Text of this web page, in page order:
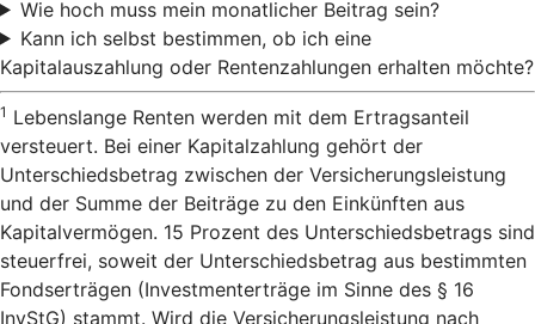
Wie hoch muss mein monatlicher Beitrag sein?
Kann ich selbst bestimmen, ob ich eine
Kapitalauszahlung oder Rentenzahlungen erhalten möchte?
1 Lebenslange Renten werden mit dem Ertragsanteil
versteuert. Bei einer Kapitalzahlung gehört der
Unterschiedsbetrag zwischen der Versicherungsleistung
und der Summe der Beiträge zu den Einkünften aus
Kapitalvermögen. 15 Prozent des Unterschiedsbetrags sind
steuerfrei, soweit der Unterschiedsbetrag aus bestimmten
Fondserträgen (Investmenterträge im Sinne des § 16
InvStG) stammt. Wird die Versicherungsleistung nach